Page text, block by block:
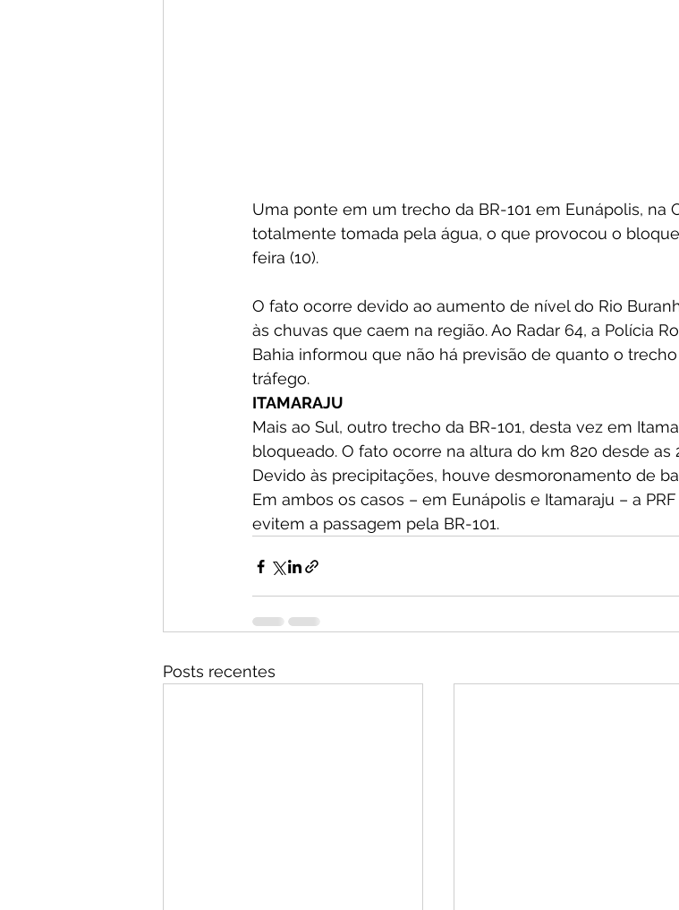
Uma ponte em um trecho da BR-101 em Eunápolis, na
totalmente tomada pela água, o que provocou o
feira (10).
O fato ocorre devido ao aumento de nível do Rio
às chuvas que caem na região. Ao Radar 64, a Polícia
Bahia informou que não há previsão de quanto o
tráfego.
ITAMARAJU
Mais ao Sul, outro trecho da BR-101, desta vez em
bloqueado. O fato ocorre na altura do km 820 desde as
Devido às precipitações, houve desmoronamento de
Em ambos os casos – em Eunápolis e Itamaraju – a
evitem a passagem pela BR-101.
Posts recentes